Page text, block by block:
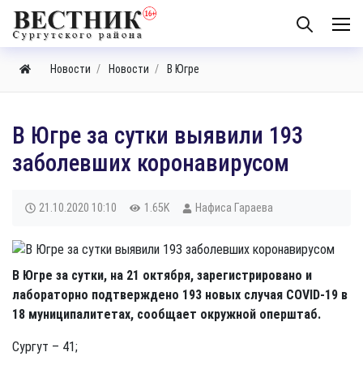
Новости Новости В Югре
В Югре за сутки выявили 193
заболевших коронавирусом
21.10.2020 10:10 1.65K Нафиса Гараева
В Югре за сутки, на 21 октября, зарегистрировано и
лабораторно подтверждено 193 новых случая COVID-19 в
18 муниципалитетах, сообщает окружной оперштаб.
Сургут – 41;